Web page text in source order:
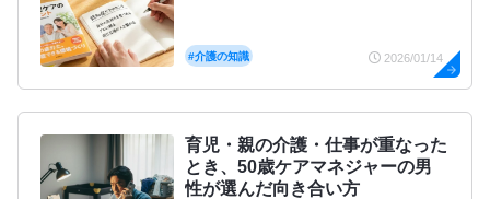
#介護の知識 2026/01/14
育児・親の介護・仕事が重なった
とき、50歳ケアマネジャーの男
性が選んだ向き合い方